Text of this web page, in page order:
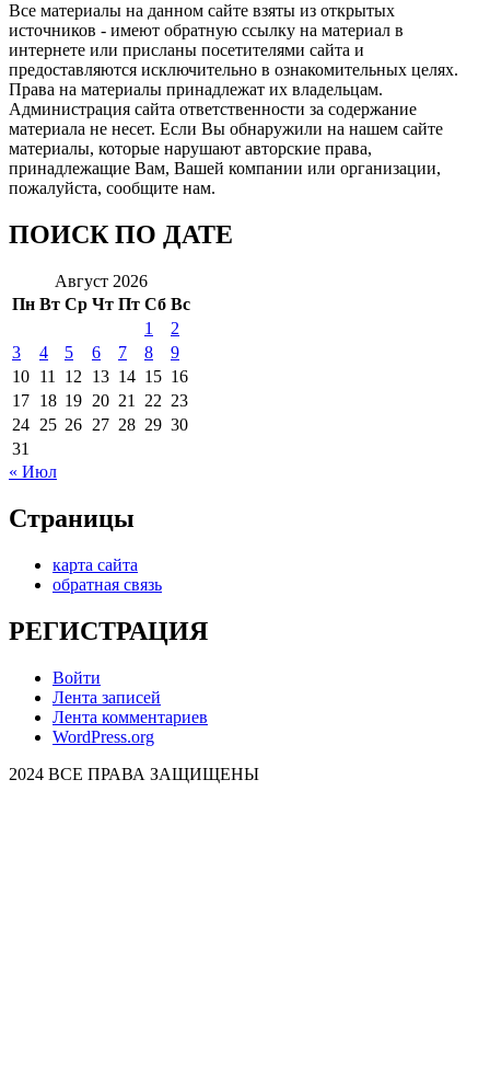
Все материалы на данном сайте взяты из открытых
источников - имеют обратную ссылку на материал в
интернете или присланы посетителями сайта и
предоставляются исключительно в ознакомительных целях.
Права на материалы принадлежат их владельцам.
Администрация сайта ответственности за содержание
материала не несет. Если Вы обнаружили на нашем сайте
материалы, которые нарушают авторские права,
принадлежащие Вам, Вашей компании или организации,
пожалуйста, сообщите нам.
ПОИСК ПО ДАТЕ
Август 2026
Пн Вт Ср Чт Пт Сб Вс
1
2
3
4 5 6 7 8
9
10 11 12 13 14 15 16
17 18 19 20 21 22 23
24 25 26 27 28 29 30
31
« Июл
Страницы
карта сайта
обратная связь
РЕГИСТРАЦИЯ
Войти
Лента записей
Лента комментариев
WordPress.org
2024 ВСЕ ПРАВА ЗАЩИЩЕНЫ